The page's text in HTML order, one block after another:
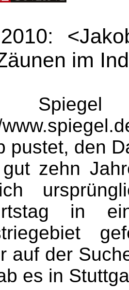
im
Spiegel
pustet, den
zehn
in
auf der
es in